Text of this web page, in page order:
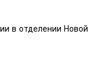
в отделении Новой